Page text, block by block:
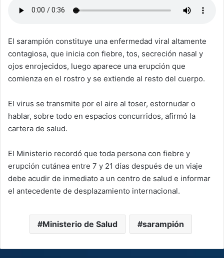
El sarampión constituye una enfermedad viral altamente
contagiosa, que inicia con fiebre, tos, secreción nasal y
ojos enrojecidos, luego aparece una erupción que
comienza en el rostro y se extiende al resto del cuerpo.
El virus se transmite por el aire al toser, estornudar o
hablar, sobre todo en espacios concurridos, afirmó la
cartera de salud.
El Ministerio recordó que toda persona con fiebre y
erupción cutánea entre 7 y 21 días después de un viaje
debe acudir de inmediato a un centro de salud e informar
el antecedente de desplazamiento internacional.
Ministerio de Salud sarampión